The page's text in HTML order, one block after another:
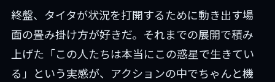
終盤、タイタが状況を打開するために動き出す場
面の畳み掛け方が好きだ。それまでの展開で積み
上げた「この人たちは本当にこの惑星で生きてい
る」という実感が、アクションの中でちゃんと機